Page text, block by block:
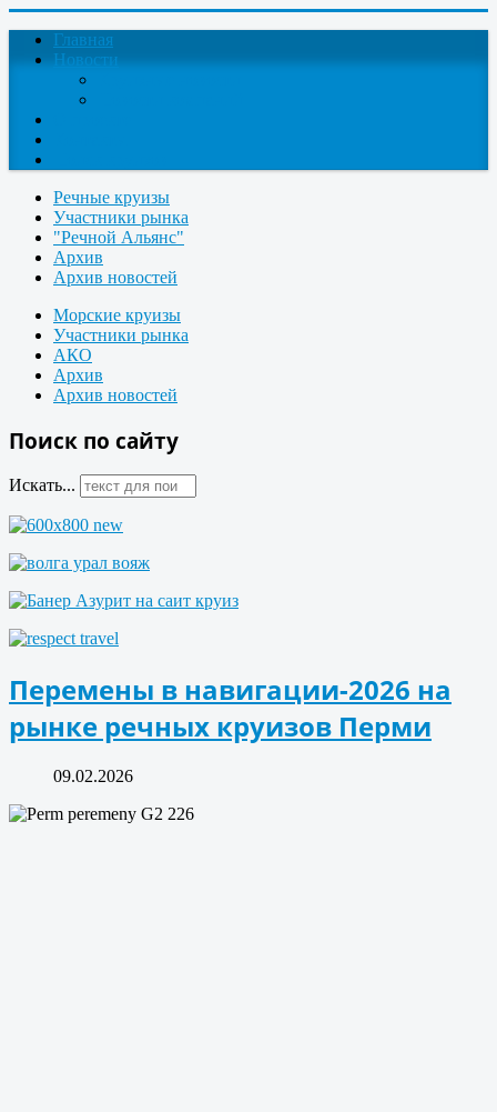
Главная
Новости
Речные круизы
Участники рынка
"Речной Альянс"
Архив
Архив новостей
Морские круизы
Участники рынка
АКО
Архив
Архив новостей
Поиск по сайту
Искать...
Перемены в навигации-2026 на
рынке речных круизов Перми
09.02.2026